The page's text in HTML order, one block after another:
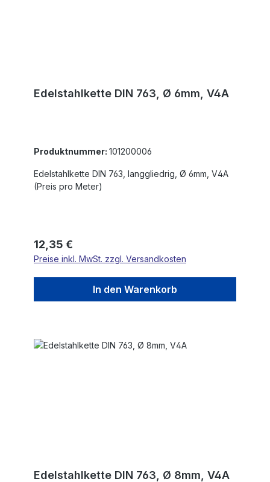
Edelstahlkette DIN 763, Ø 6mm, V4A
Produktnummer: 101200006
Edelstahlkette DIN 763, langgliedrig, Ø 6mm, V4A
(Preis pro Meter)
Regulärer Preis:
12,35 €
Preise inkl. MwSt. zzgl. Versandkosten
In den Warenkorb
Edelstahlkette DIN 763, Ø 8mm, V4A